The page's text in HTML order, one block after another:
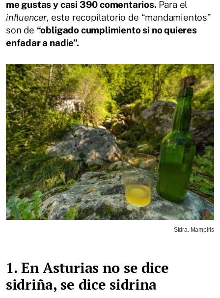
me gustas y casi 390 comentarios. Para el
influencer, este recopilatorio de “mandamientos”
son de “obligado cumplimiento si no quieres
enfadar a nadie”.
Sidra. Mampiris
1. En Asturias no se dice
sidriña, se dice sidrina